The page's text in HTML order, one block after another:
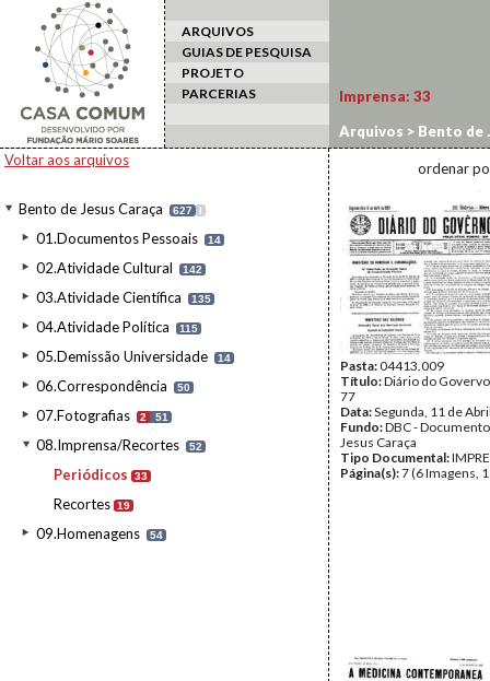
ARQUIVOS
GUIAS DE PESQUISA
PROJETO
PARCERIAS
Voltar aos arquivos
Bento de Jesus Caraça 627 I
01.Documentos Pessoais 14
02.Atividade Cultural 142
03.Atividade Científica 135
04.Atividade Política 115
05.Demissão Universidade 14
06.Correspondência 50
07.Fotografias 2 51
08.Imprensa/Recortes 52
Periódicos 33
Recortes 19
09.Homenagens 54
Imprensa: 33
Arquivos > Bento de
ordenar
Pasta:04413.009
Título:Diário do
77
Data:Segunda, 11 de
Fundo:DBC -
Jesus Caraça
Tipo Documental:
Página(s):7 (6 Imagens,